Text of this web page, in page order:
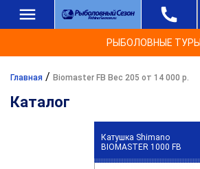
РЫБОЛОВНЫЕ ТУРЫ
Главная / Biomaster FB Вес 205 от 14 000 р.
Каталог
Катушка Shimano
BIOMASTER 1000 FB